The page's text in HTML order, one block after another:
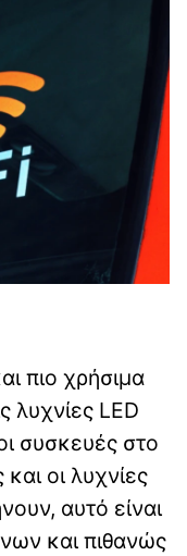
πιο χρήσιμα
λυχνίες LED
συσκευές στο
οι λυχνίες
αυτό είναι
και πιθανώς